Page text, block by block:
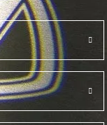
ve diğer
formunu kullanarak